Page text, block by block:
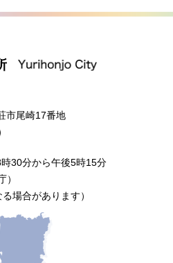
市尾崎17番地
30分から午後5時15分
）
場合があります）